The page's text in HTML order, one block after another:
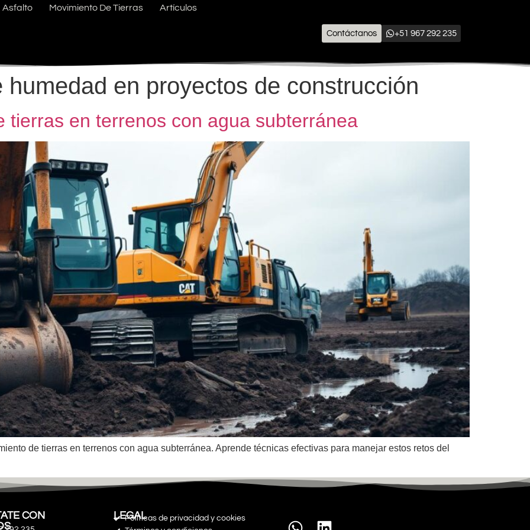
Asfalto Movimiento De Tierras Artículos
Contáctanos +51 967 292 235
humedad en proyectos de construcción
tierras en terrenos con agua subterránea
de tierras en terrenos con agua subterránea. Aprende técnicas efectivas para manejar estos retos del
CON
Políticas de privacidad y cookies
LEGAL